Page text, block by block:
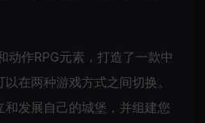
动作RPG元素，打造了一款中
在两种游戏方式之间切换。
和发展自己的城堡，并组建您